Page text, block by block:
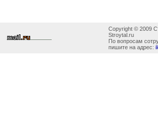
Copyright © 2009
Stroytal.ru
По вопросам
пишите на адрес: